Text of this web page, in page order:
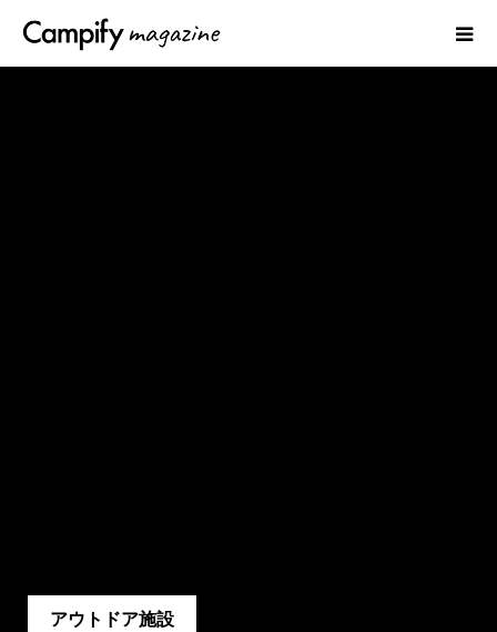
アウトドア施設